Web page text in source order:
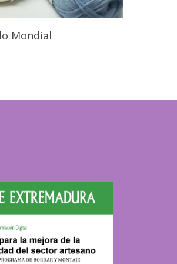
Seleccionar Opciones
Mondial